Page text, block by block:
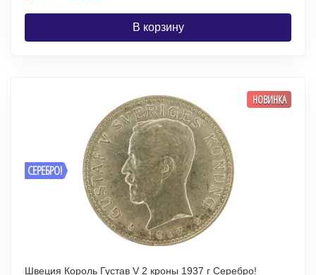
В корзину
СЕРЕБРО!
НОВИНКА
Швеция Король Густав V 2 кроны 1937 г Серебро!